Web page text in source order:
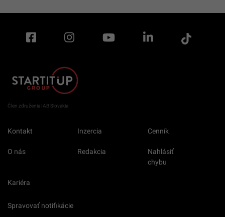
Člen združenia IAB Slovakia
Kontakt Inzercia Cenník
O nás Redakcia
Nahlásiť
chybu
Kariéra
Spravovať notifikácie